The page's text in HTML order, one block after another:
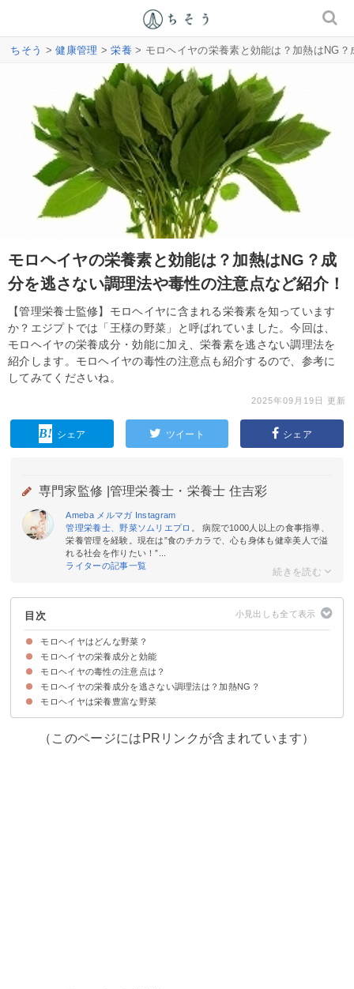
ちそう >健康管理 >栄養 > モロヘイヤの栄養素と効能は？加熱はNG
モロヘイヤの栄養素と効能は？加熱はNG？成
分を逃さない調理法や毒性の注意点など紹介！
【管理栄養士監修】モロヘイヤに含まれる栄養素を知っています
か？エジプトでは「王様の野菜」と呼ばれていました。今回は、
モロヘイヤの栄養成分・効能に加え、栄養素を逃さない調理法を
紹介します。モロヘイヤの毒性の注意点も紹介するので、参考に
してみてくださいね。
2025年09月19日 更新
シェア ツイート シェア
専門家監修 | 管理栄養士・栄養士 住吉彩
Ameba メルマガ Instagram
管理栄養士、野菜ソムリエプロ
。 病院で1000人以上の食事指導、
栄養管理を経験。現在は”食のチカラで、心も身体も健幸美人で溢
れる社会を作りたい！”...
ライターの記事一覧
目次
モロヘイヤはどんな野菜？
モロヘイヤの旬
新鮮なモロヘイヤの選び方
モロヘイヤの栄養成分と効能
①βカロテン
②ビタミンE・ビタミンC
③ビタミンK
④食物繊維
⑤カルシウム
モロヘイヤの毒性の注意点は？
モロヘイヤの種子と茎に注意
モロヘイヤの栄養成分を逃さない調理法は？加熱NG？
①生食か短時間の加熱調理
②油と一緒に食べる
③食べ合わせを考える
モロヘイヤは栄養豊富な野菜
（このページにはPRリンクが含まれています）